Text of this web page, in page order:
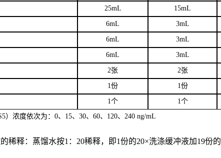
25mL 15mL
6mL 3mL
6mL 3mL
6mL 3mL
2张 2张
1份 1份
1个 1个
）浓度依次为： 0、15、30、60、120、240 ng/mL
稀释：蒸馏水按1：20稀释，即1份的20×洗涤缓冲液加19份的